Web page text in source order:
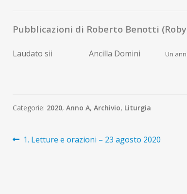
Pubblicazioni di Roberto Benotti
Laudato sii Ancilla Domini Un
Categorie: 2020, Anno A, Archivio, Liturgia
Navigazione
Articolo
1. Letture e orazioni – 23 agosto 2020